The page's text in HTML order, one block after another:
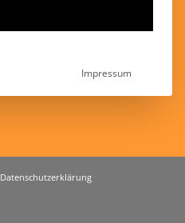
Datenschutzerklärung
Impressum